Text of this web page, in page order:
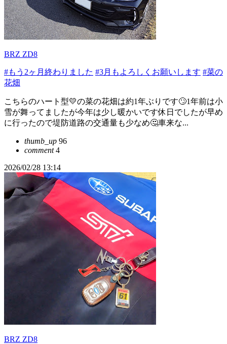
BRZ ZD8
#もう2ヶ月終わりました #3月もよろしくお願いします #菜の
花畑
こちらのハート型💛の菜の花畑は約1年ぶりです🙄1年前は小
雪が舞ってましたが今年は少し暖かいです休日でしたが早め
に行ったので堤防道路の交通量も少なめ🤔車来な...
thumb_up 96
comment4
2026/02/28 13:14
BRZ ZD8